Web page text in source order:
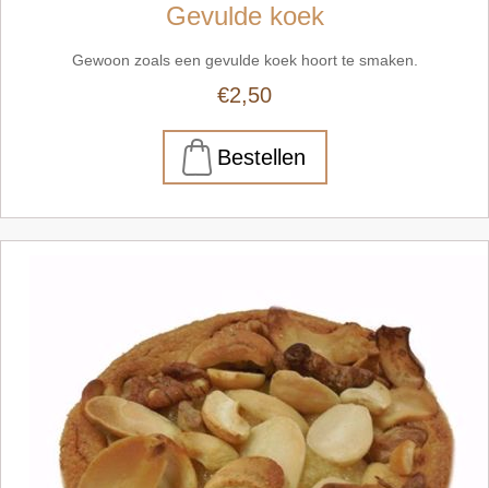
Gevulde koek
Gewoon zoals een gevulde koek hoort te smaken.
€2,50